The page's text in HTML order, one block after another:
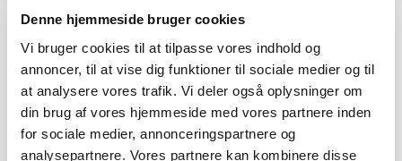
Denne hjemmeside bruger cookies
Vi bruger cookies til at tilpasse vores indhold og
annoncer, til at vise dig funktioner til sociale medier og til
at analysere vores trafik. Vi deler også oplysninger om
din brug af vores hjemmeside med vores partnere inden
for sociale medier, annonceringspartnere og
analysepartnere. Vores partnere kan kombinere disse
TAG MED PÅ UDEBANETUR TIL BRØNDBY FOR KUN
250 KRONER
5. AUGUST 2026
Mandag den 17. august venter næste udekamp for de